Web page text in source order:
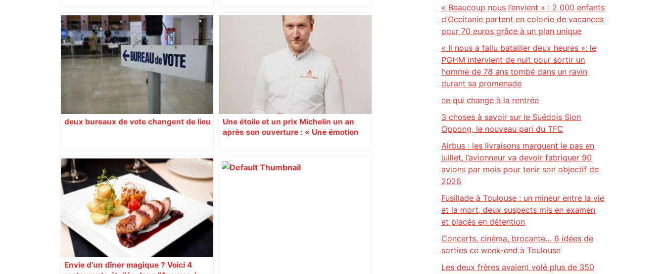
Après la fusion avec la liste PS
Toulouse, le candidat LFI salue "une
dynamique qui nous oblige à la
responsabilité" – Franceinfo
deux bureaux de vote changent de lieu
Une étoile et un prix Michelin un an
après son ouverture : « Une émotion
Envie d’un dîner magique ? Voici 4
« Beaucoup nous l’envient » : 2 000 enfants
d’Occitanie partent en colonie de vacances
pour 70 euros grâce à un plan unique
« Il nous a fallu batailler deux heures »: le
PGHM intervient de nuit pour sortir un
homme de 78 ans tombé dans un ravin
durant sa promenade
ce qui change à la rentrée
3 choses à savoir sur le Suédois Sion
Oppong, le nouveau pari du TFC
Airbus : les livraisons marquent le pas en
juillet, l’avionneur va devoir fabriquer 90
avions par mois pour tenir son objectif de
2026
Fusillade à Toulouse : un mineur entre la vie
et la mort, deux suspects mis en examen
et placés en détention
Concerts, cinéma, brocante… 6 idées de
sorties ce week-end à Toulouse
Les deux frères avaient volé plus de 350